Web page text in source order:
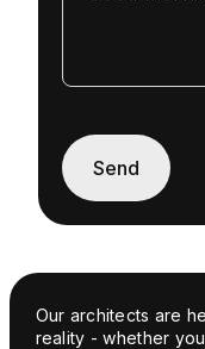
Our architects are
reality - whether